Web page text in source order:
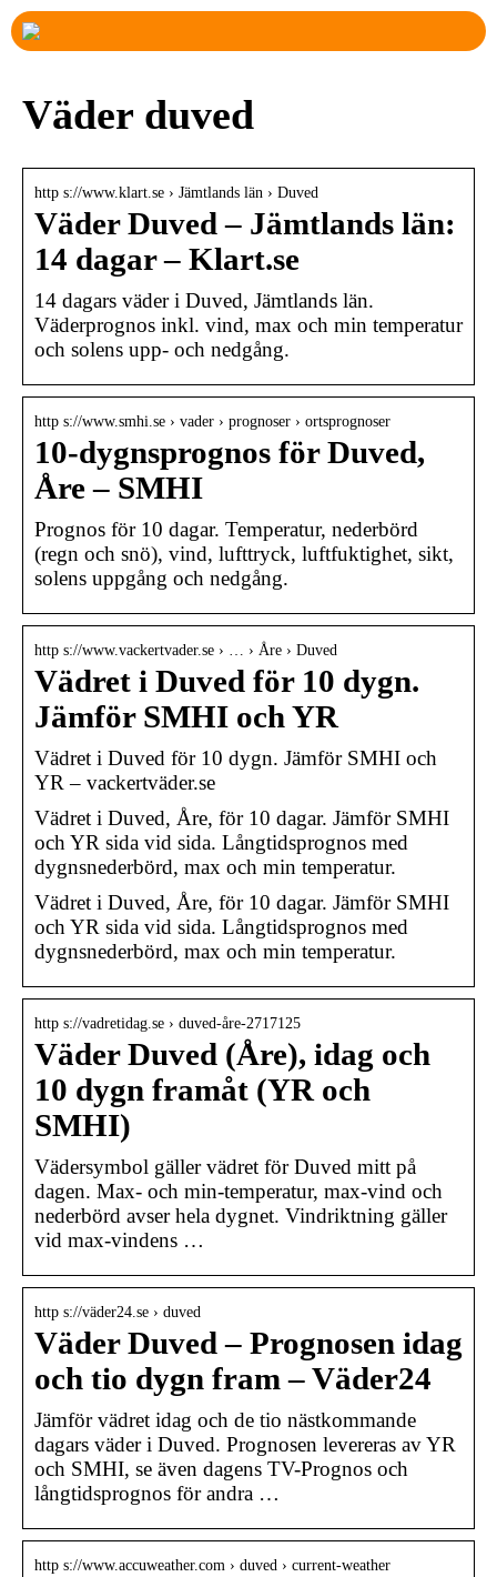
Väder duved
http s://www.klart.se › Jämtlands län › Duved
Väder Duved – Jämtlands län:
14 dagar – Klart.se
14 dagars väder i Duved, Jämtlands län.
Väderprognos inkl. vind, max och min temperatur
och solens upp- och nedgång.
http s://www.smhi.se › vader › prognoser › ortsprognoser
10-dygnsprognos för Duved,
Åre – SMHI
Prognos för 10 dagar. Temperatur, nederbörd
(regn och snö), vind, lufttryck, luftfuktighet, sikt,
solens uppgång och nedgång.
http s://www.vackertvader.se › … › Åre › Duved
Vädret i Duved för 10 dygn.
Jämför SMHI och YR
Vädret i Duved för 10 dygn. Jämför SMHI och
YR – vackertväder.se
Vädret i Duved, Åre, för 10 dagar. Jämför SMHI
och YR sida vid sida. Långtidsprognos med
dygnsnederbörd, max och min temperatur.
Vädret i Duved, Åre, för 10 dagar. Jämför SMHI
och YR sida vid sida. Långtidsprognos med
dygnsnederbörd, max och min temperatur.
http s://vadretidag.se › duved-åre-2717125
Väder Duved (Åre), idag och
10 dygn framåt (YR och
SMHI)
Vädersymbol gäller vädret för Duved mitt på
dagen. Max- och min-temperatur, max-vind och
nederbörd avser hela dygnet. Vindriktning gäller
vid max-vindens …
http s://väder24.se › duved
Väder Duved – Prognosen idag
och tio dygn fram – Väder24
Jämför vädret idag och de tio nästkommande
dagars väder i Duved. Prognosen levereras av YR
och SMHI, se även dagens TV-Prognos och
långtidsprognos för andra …
http s://www.accuweather.com › duved › current-weather